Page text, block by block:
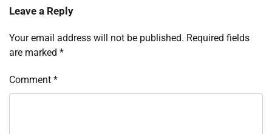
Leave a Reply
Your email address will not be published. Required fields
are marked *
Comment *